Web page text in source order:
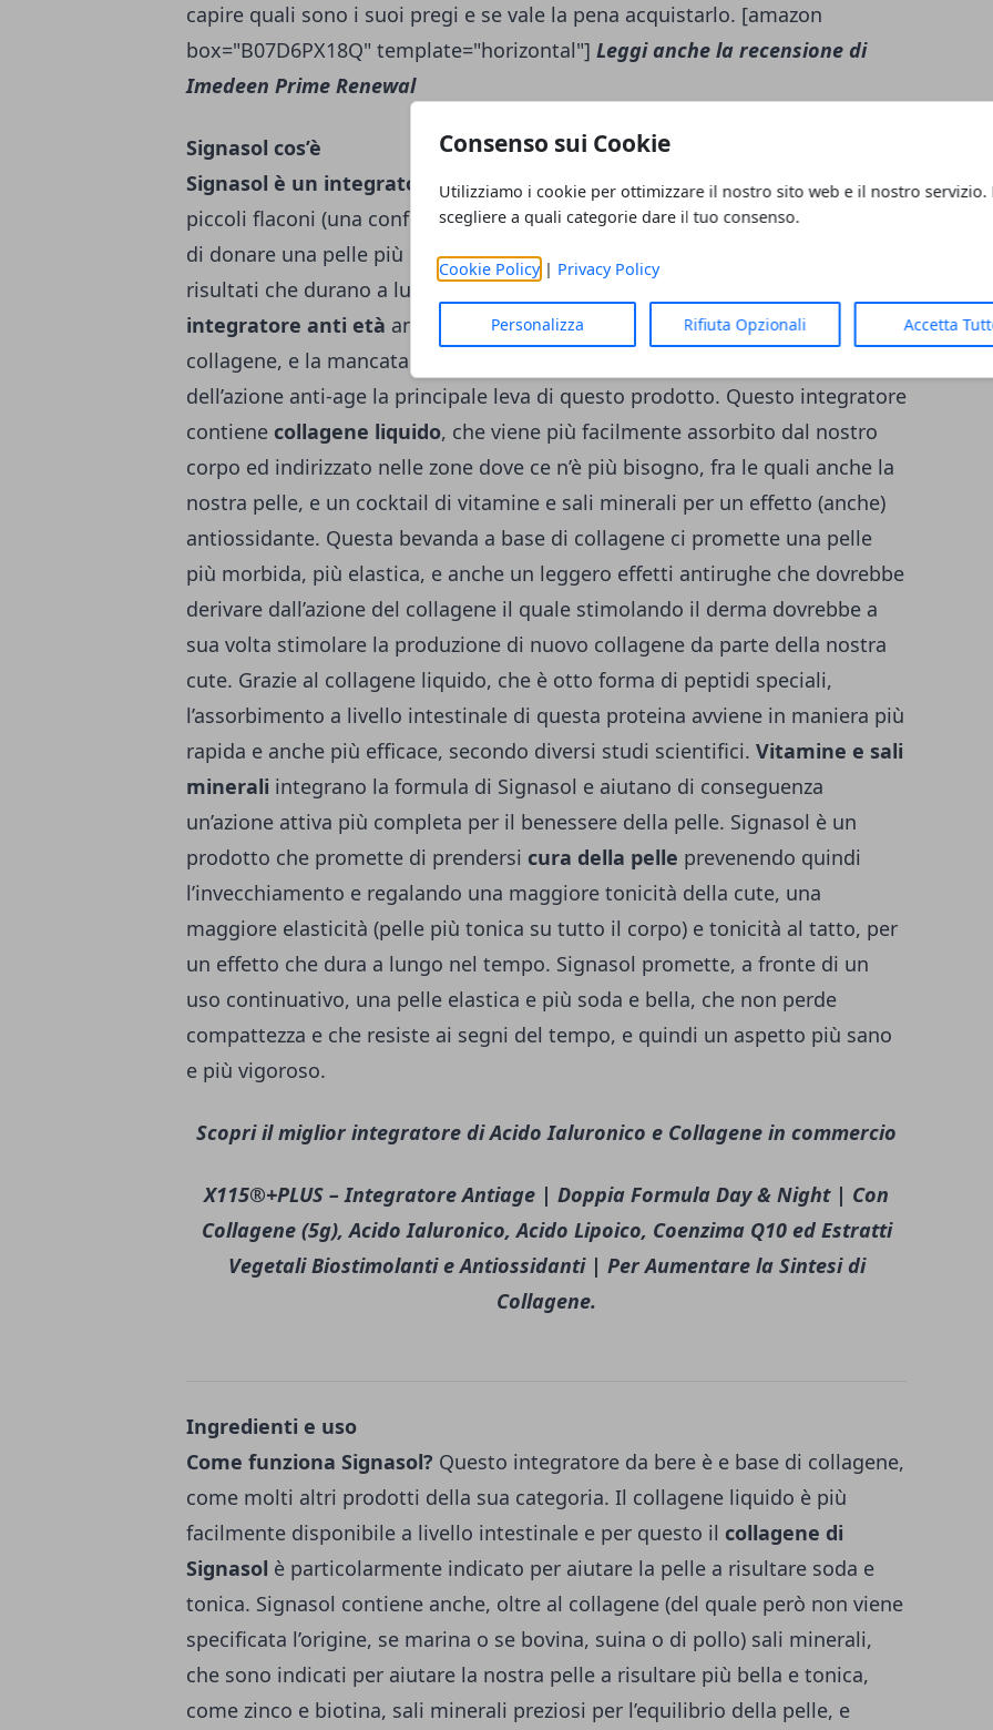
Consenso sui Cookie
Utilizziamo i cookie per ottimizzare il nostro sito web e il nostro servizio.
scegliere a quali categorie dare il tuo consenso.
Cookie Policy| Privacy Policy
Personalizza Rifiuta Opzionali Accetta
capire quali sono i suoi pregi e se vale la pena acquistarlo. [amazon
box="B07D6PX18Q" template="horizontal"] Leggi anche la recensione di
Imedeen Prime Renewal
Signasol cos’è
Signasol è un integratore di collagene liquido da beresotto forma di
piccoli flaconi (una confezione contiene 28 fiale da 25 ml l’una) che promette
di donare una pelle più soda, tonica, elastica, più bella da vedere e con dei
risultati che durano a lungo nel tempo. Tecnicamente è anche un
integratore anti età anche se come vedremo la scarsa quantità di
collagene, e la mancata indicazione dell’origine dello stesso, non fa
dell’azione anti-age la principale leva di questo prodotto. Questo integratore
contiene collagene liquido, che viene più facilmente assorbito dal nostro
corpo ed indirizzato nelle zone dove ce n’è più bisogno, fra le quali anche la
nostra pelle, e un cocktail di vitamine e sali minerali per un effetto (anche)
antiossidante. Questa bevanda a base di collagene ci promette una pelle
più morbida, più elastica, e anche un leggero effetti antirughe che dovrebbe
derivare dall’azione del collagene il quale stimolando il derma dovrebbe a
sua volta stimolare la produzione di nuovo collagene da parte della nostra
cute. Grazie al collagene liquido, che è otto forma di peptidi speciali,
l’assorbimento a livello intestinale di questa proteina avviene in maniera più
rapida e anche più efficace, secondo diversi studi scientifici. Vitamine e sali
minerali integrano la formula di Signasol e aiutano di conseguenza
un’azione attiva più completa per il benessere della pelle. Signasol è un
prodotto che promette di prendersi cura della pelle prevenendo quindi
l’invecchiamento e regalando una maggiore tonicità della cute, una
maggiore elasticità (pelle più tonica su tutto il corpo) e tonicità al tatto, per
un effetto che dura a lungo nel tempo. Signasol promette, a fronte di un
uso continuativo, una pelle elastica e più soda e bella, che non perde
compattezza e che resiste ai segni del tempo, e quindi un aspetto più sano
e più vigoroso.
Scopri il miglior integratore di Acido Ialuronico e Collagene in commercio
X115®+PLUS – Integratore Antiage | Doppia Formula Day & Night | Con
Collagene (5g), Acido Ialuronico, Acido Lipoico, Coenzima Q10 ed Estratti
Vegetali Biostimolanti e Antiossidanti | Per Aumentare la Sintesi di
Collagene.
Ingredienti e uso
Come funziona Signasol? Questo integratore da bere è e base di collagene,
come molti altri prodotti della sua categoria. Il collagene liquido è più
facilmente disponibile a livello intestinale e per questo il collagene di
Signasol è particolarmente indicato per aiutare la pelle a risultare soda e
tonica. Signasol contiene anche, oltre al collagene (del quale però non viene
specificata l’origine, se marina o se bovina, suina o di pollo) sali minerali,
che sono indicati per aiutare la nostra pelle a risultare più bella e tonica,
come zinco e biotina, sali minerali preziosi per l’equilibrio della pelle, e